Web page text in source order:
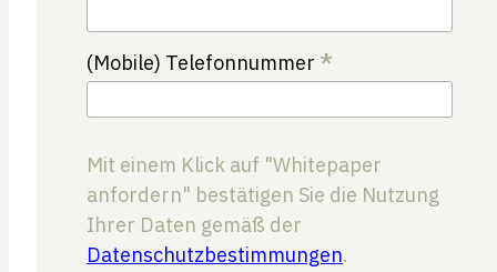
(Mobile) Telefonnummer *
Mit einem Klick auf "Whitepaper
anfordern" bestätigen Sie die Nutzung
Ihrer Daten gemäß der
Datenschutzbestimmungen.